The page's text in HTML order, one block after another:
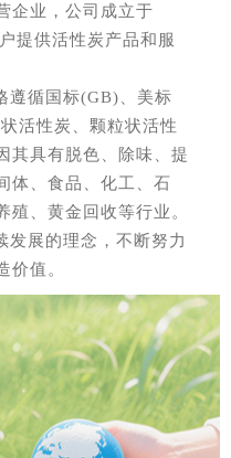
企业，公司成立于
提供活性炭产品和服
循国标(GB)、美标
活性炭、颗粒状活性
其具有脱色、除味、提
体、食品、化工、石
殖、黄金回收等行业。
展的理念，不断努力
价值。